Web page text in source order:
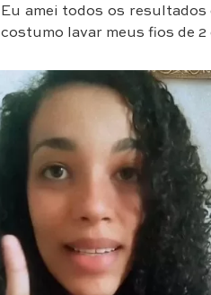
Eu amei todos os resultados
costumo lavar meus fios de 2